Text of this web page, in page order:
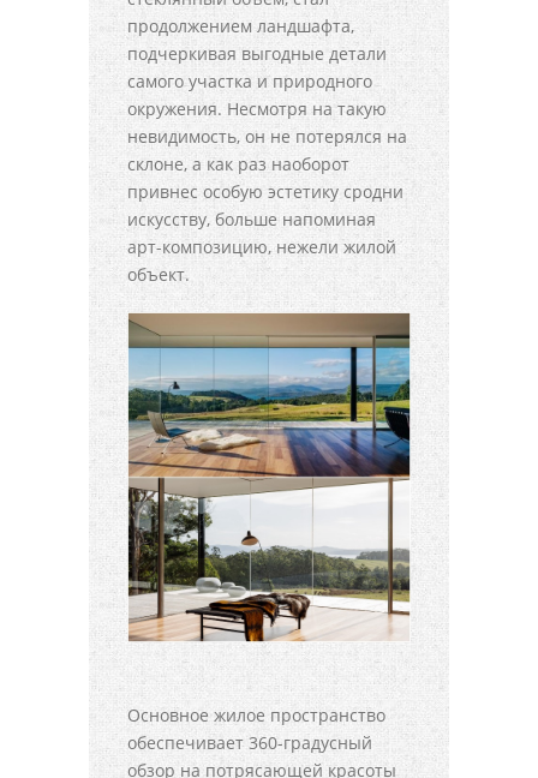
продолжением ландшафта,
подчеркивая выгодные детали
самого участка и природного
окружения. Несмотря на такую
невидимость, он не потерялся на
склоне, а как раз наоборот
привнес особую эстетику сродни
искусству, больше напоминая
арт-композицию, нежели жилой
объект.
Основное жилое пространство
обеспечивает 360-градусный
обзор на потрясающей красоты